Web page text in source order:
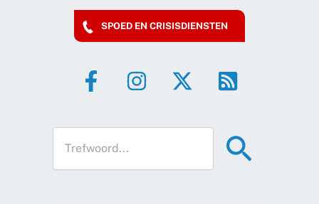
SPOED EN CRISISDIENSTEN